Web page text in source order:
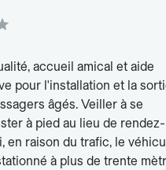
accueil amical et aide
pour l'installation et la
âgés. Veiller à se
à pied au lieu de rendez-
en raison du trafic, le
à plus de trente